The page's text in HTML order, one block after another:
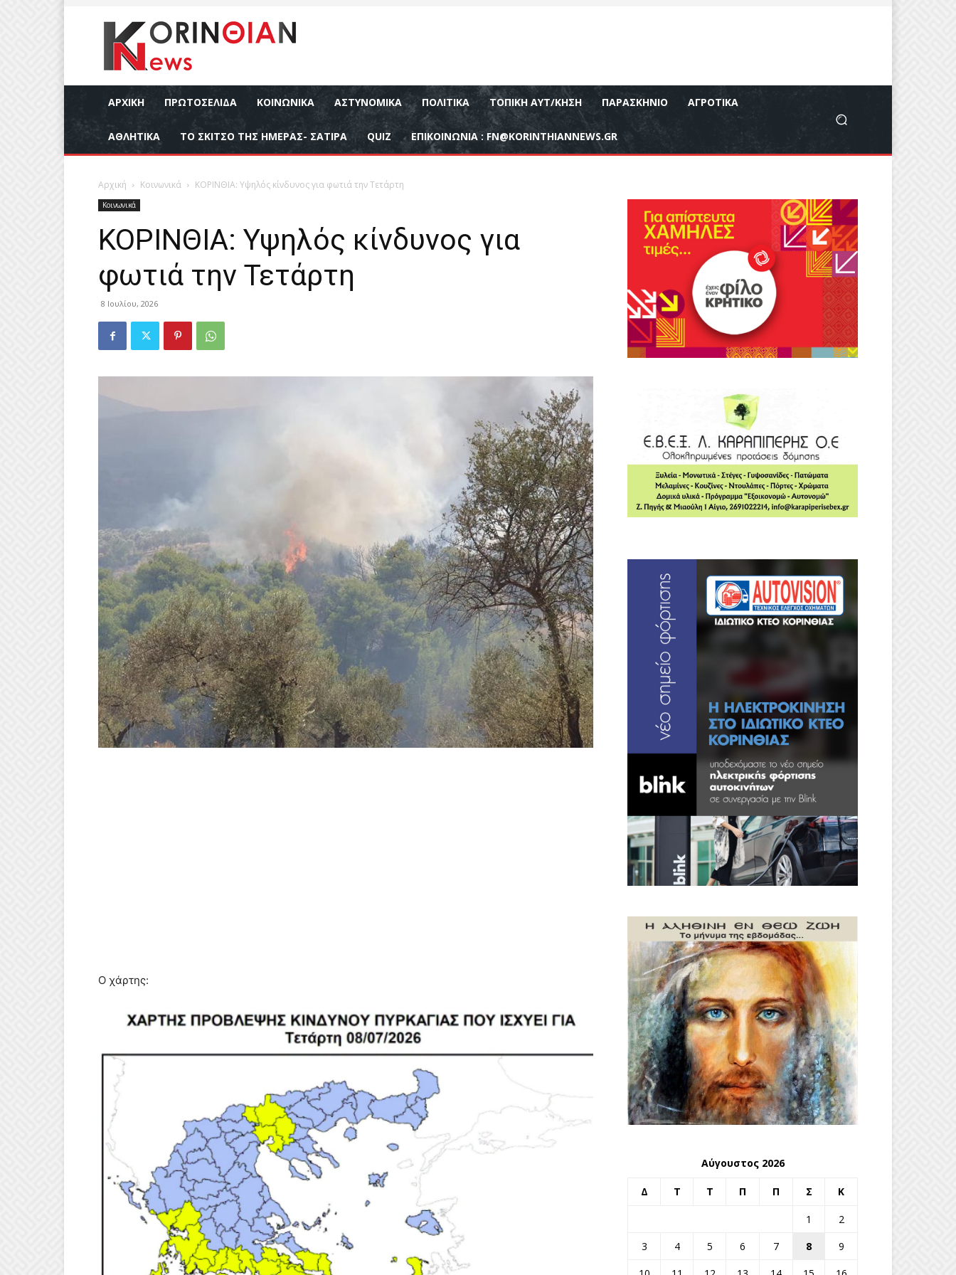
ΑΡΧΙΚΉ ΠΡΩΤΟΣΕΛΙΔΑ ΚΟΙΝΩΝΙΚΆ ΑΣΤΥΝΟΜΙΚΆ ΠΟΛΙΤΙΚΆ ΤΟΠΙΚΉ ΑΥΤ/ΚΗΣΗ ΠΑΡΑΣΚΉΝΙΟ ΑΓΡΟΤΙΚΆ
ΑΘΛΗΤΙΚΆ ΤΟ ΣΚΙΤΣΟ ΤΗΣ ΗΜΕΡΑΣ- ΣΑΤΙΡΑ QUIZ ΕΠΙΚΟΙΝΩΝΊΑ : FN@KORINTHIANNEWS.GR
Αρχική Κοινωνικά ΚΟΡΙΝΘΙΑ: Υψηλός κίνδυνος για φωτιά την Τετάρτη
Κοινωνικά
ΚΟΡΙΝΘΙΑ: Υψηλός κίνδυνος για
φωτιά την Τετάρτη
8 Ιουλίου, 2026
Ο χάρτης:
Αύγουστος 2026
Δ Τ Τ Π Π Σ Κ
1
2
3
4 5 6 7 8
9